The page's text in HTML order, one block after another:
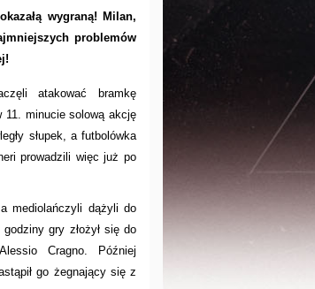
wygraną! Milan,
problemów
atakować bramkę
11. minucie solową akcję
słupek, a futbolówka
prowadzili więc już po
mediolańczyli dążyli do
gry złożył się do
Cragno. Później
go żegnający się z